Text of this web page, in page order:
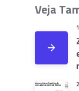
Veja